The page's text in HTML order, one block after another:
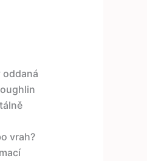
oddaná
vrah?